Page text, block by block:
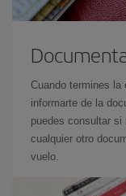
Cuando termines la
informarte de la
puedes consultar si
cualquier otro
vuelo.